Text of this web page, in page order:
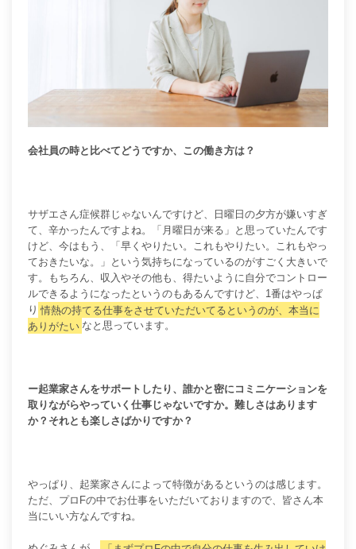
会社員の時と比べてどうですか、この働き方は？
サザエさん症候群じゃないんですけど、日曜日の夕方が嫌いすぎ
て、辛かったんですよね。「月曜日が来る」と思っていたんです
けど、今はもう、「早くやりたい。これもやりたい。これもやっ
ておきたいな。」という気持ちになっているのがすごく大きいで
す。もちろん、収入やその他も、得たいように自分でコントロー
ルできるようになったというのもあるんですけど、1番はやっぱ
り 情熱の持てる仕事をさせていただいてるというのが、本当に
ありがたい なと思っています。
ー起業家さんをサポートしたり、誰かと密にコミニケーションを
取りながらやっていく仕事じゃないですか。難しさはあります
か？それとも楽しさばかりですか？
やっぱり、起業家さんによって特徴があるというのは感じます。
ただ、プロFの中でお仕事をいただいておりますので、皆さん本
当にいい方なんですね。